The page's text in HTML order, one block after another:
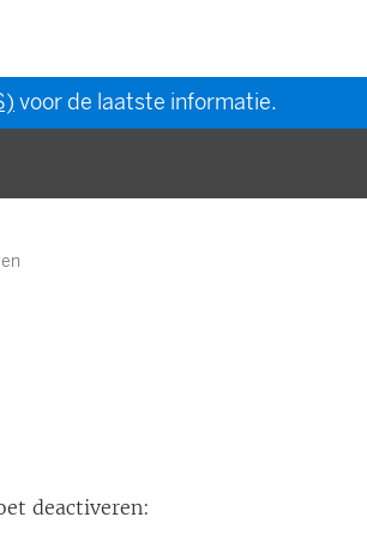
voor de laatste informatie.
deactiveren: